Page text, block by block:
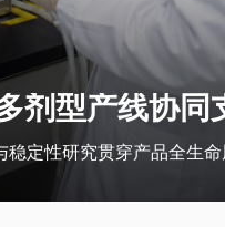
稳定性研究贯穿产品全生
剂型产线协同